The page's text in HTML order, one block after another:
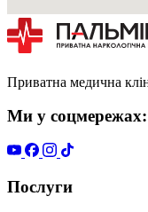
Приватна медична
Ми у соцмережах:
Послуги